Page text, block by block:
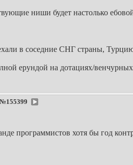
ниши будет настолько
в соседние СНГ страны,
ерундой на дотациях/
№155399
программистов хотя бы год